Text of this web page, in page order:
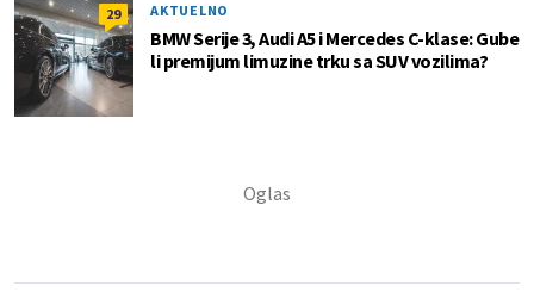
29 AKTUELNO
BMW Serije 3, Audi A5 i Mercedes C-klase: Gube
li premijum limuzine trku sa SUV vozilima?